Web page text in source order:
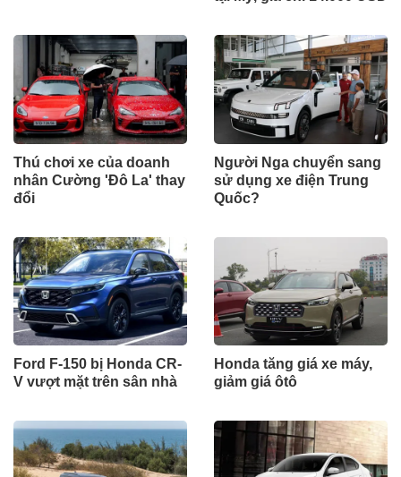
Thú chơi xe của doanh
nhân Cường 'Đô La' thay
đổi
Người Nga chuyển sang
sử dụng xe điện Trung
Quốc?
Ford F-150 bị Honda CR-
V vượt mặt trên sân nhà
Honda tăng giá xe máy,
giảm giá ôtô